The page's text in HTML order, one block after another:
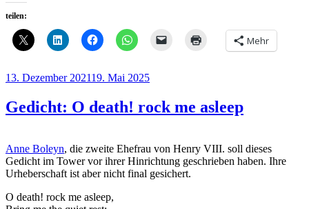
teilen:
Mehr
Veröffentlicht
13. Dezember 202119. Mai 2025
Gedicht: O death! rock me asleep
Anne Boleyn, die zweite Ehefrau von Henry VIII. soll dieses
Gedicht im Tower vor ihrer Hinrichtung geschrieben haben. Ihre
Urheberschaft ist aber nicht final gesichert.
O death! rock me asleep,